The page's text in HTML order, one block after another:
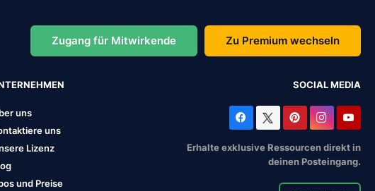
Zugang für Mitwirkende Zu Premium wechseln
uns
uns
Lizenz
und Preise
SOCIAL MEDIA
Erhalte exklusive Ressourcen direkt in
deinen Posteingang.